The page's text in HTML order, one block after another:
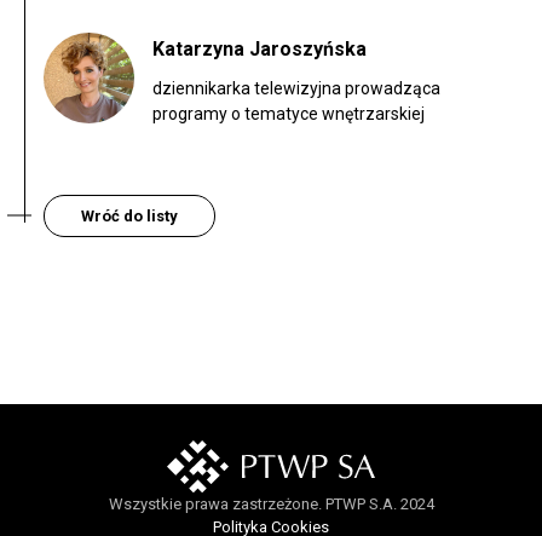
Katarzyna Jaroszyńska
dziennikarka telewizyjna prowadząca
programy o tematyce wnętrzarskiej
Wróć do listy
Wszystkie prawa zastrzeżone. PTWP S.A. 2024
Polityka Cookies